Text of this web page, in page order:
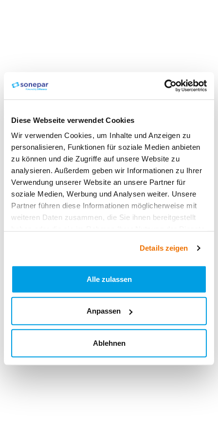
Diese Webseite verwendet Cookies
Wir verwenden Cookies, um Inhalte und Anzeigen zu
personalisieren, Funktionen für soziale Medien anbieten
zu können und die Zugriffe auf unsere Website zu
analysieren. Außerdem geben wir Informationen zu Ihrer
Verwendung unserer Website an unsere Partner für
soziale Medien, Werbung und Analysen weiter. Unsere
Partner führen diese Informationen möglicherweise mit
weiteren Daten zusammen, die Sie ihnen bereitgestellt
Details zeigen
Alle zulassen
Anpassen
Ablehnen